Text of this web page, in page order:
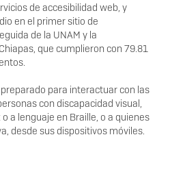
de accesibilidad web, y
en el primer sitio de
de la UNAM y la
que cumplieron con 79.81
para interactuar con las
con discapacidad visual,
a lenguaje en Braille, o a quienes
desde sus dispositivos móviles.